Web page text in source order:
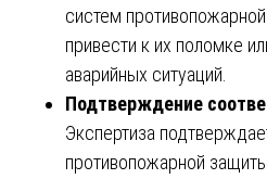
систем
привести к их поломке
аварийных ситуаций.
Подтверждение
Экспертиза
противопожарной